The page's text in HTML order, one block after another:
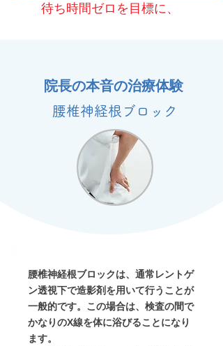
待ち時間ゼロ を目標に、
院長の本音の治療体験
腰椎神経根ブロック
腰椎神経根ブロックは、通常レントゲ
ン透視下で造影剤を用いて行うことが
一般的です。この場合は、検査の間で
かなりのX線を体に浴びることになり
ます。